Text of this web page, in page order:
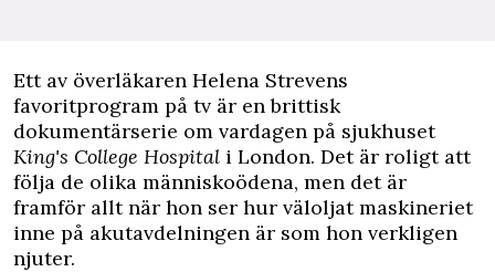
Ett av överläkaren Helena Strevens
favoritprogram på tv är en brittisk
dokumentärserie om vardagen på sjukhuset
King's College Hospital i London. Det är roligt att
följa de olika människoödena, men det är
framför allt när hon ser hur väloljat maskineriet
inne på akutavdelningen är som hon verkligen
njuter.